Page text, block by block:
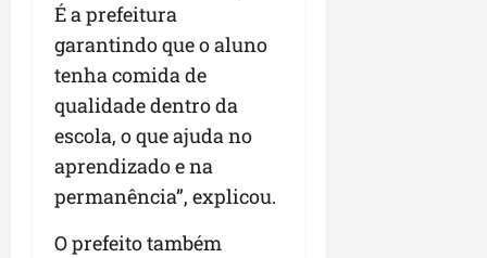
É a prefeitura
garantindo que o aluno
tenha comida de
qualidade dentro da
escola, o que ajuda no
aprendizado e na
permanência”, explicou.
O prefeito também